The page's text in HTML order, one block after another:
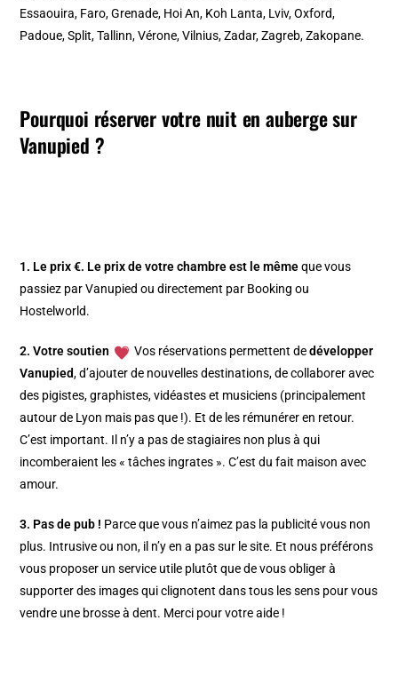
Essaouira, Faro,Grenade, Hoi An, Koh Lanta, Lviv,Oxford,
Padoue,Split,Tallinn,Vérone,Vilnius,Zadar,Zagreb,Zakopane.
Pourquoi réserver votre nuit en auberge sur
Vanupied ?
1. Le prix €. Le prix de votre chambre est le mêmeque vous
passiez par Vanupied ou directement par Booking ou
Hostelworld.
2. Votre soutien Vos réservations permettent dedévelopper
Vanupied, d’ajouter de nouvelles destinations, de collaborer avec
des pigistes, graphistes, vidéastes et musiciens (principalement
autour de Lyon mais pas que !). Et de les rémunérer en retour.
C’est important. Il n’y a pas de stagiaires non plus à qui
incomberaient les « tâches ingrates ». C’est du fait maison avec
amour.
3. Pas de pub ! Parce que vous n’aimez pas la publicité vous non
plus. Intrusive ou non, il n’y en a pas sur le site. Et nous préférons
vous proposer un service utile plutôt que de vous obliger à
supporter des images qui clignotent dans tous les sens pour vous
vendre une brosse à dent. Merci pour votre aide !